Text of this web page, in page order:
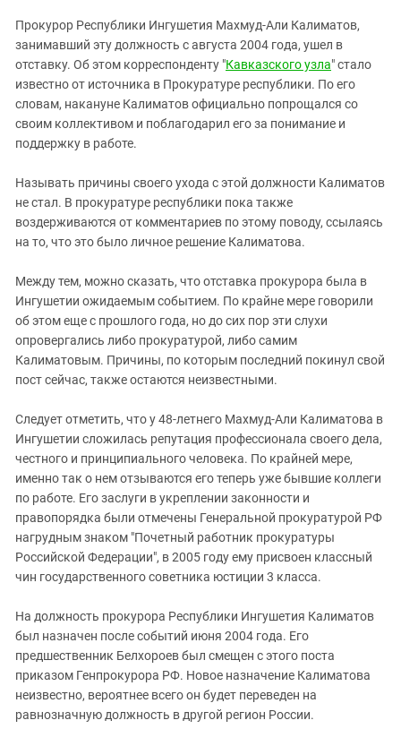
КАВКАЗ ЗА ПАЛЕСТИНУ
ИНАКОМЫСЛИЕ В ЧЕЧНЕ
ПРЕСЛЕДОВАНИЕ АКТИВИСТОВ
МОБИЛИЗАЦИЯ И ПРОТЕСТЫ
Ингушетия
Кабардино-Балкария
Калмыкия
Карачаево-Черкесия
Краснодарский край
Нагорный Карабах
Российская Федерация
Ростовская область
СКФО
Ставропольский край
Чечня
Южная Осетия
Прокурор Республики Ингушетия Махмуд-Али Калиматов,
занимавший эту должность с августа 2004 года, ушел в
отставку. Об этом корреспонденту "Кавказского узла" стало
известно от источника в Прокуратуре республики. По его
словам, накануне Калиматов официально попрощался со
своим коллективом и поблагодарил его за понимание и
поддержку в работе.
Называть причины своего ухода с этой должности Калиматов
не стал. В прокуратуре республики пока также
воздерживаются от комментариев по этому поводу, ссылаясь
на то, что это было личное решение Калиматова.
Между тем, можно сказать, что отставка прокурора была в
Ингушетии ожидаемым событием. По крайне мере говорили
об этом еще с прошлого года, но до сих пор эти слухи
опровергались либо прокуратурой, либо самим
Калиматовым. Причины, по которым последний покинул свой
пост сейчас, также остаются неизвестными.
Следует отметить, что у 48-летнего Махмуд-Али Калиматова в
Ингушетии сложилась репутация профессионала своего дела,
честного и принципиального человека. По крайней мере,
именно так о нем отзываются его теперь уже бывшие коллеги
по работе. Его заслуги в укреплении законности и
правопорядка были отмечены Генеральной прокуратурой РФ
нагрудным знаком "Почетный работник прокуратуры
Российской Федерации", в 2005 году ему присвоен классный
чин государственного советника юстиции 3 класса.
На должность прокурора Республики Ингушетия Калиматов
был назначен после событий июня 2004 года. Его
предшественник Белхороев был смещен с этого поста
приказом Генпрокурора РФ. Новое назначение Калиматова
неизвестно, вероятнее всего он будет переведен на
равнозначную должность в другой регион России.